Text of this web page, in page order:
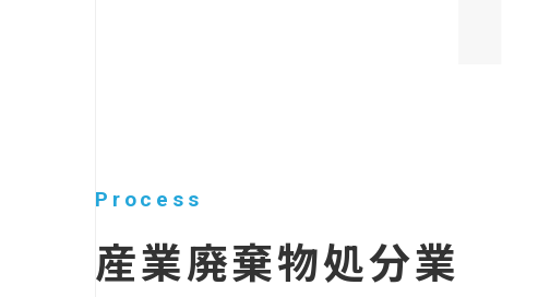
Process
産業廃棄物処分業